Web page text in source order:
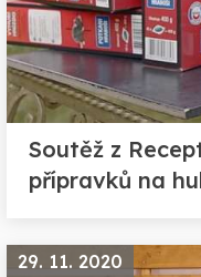
Soutěž z
přípravků na
29. 11. 2020